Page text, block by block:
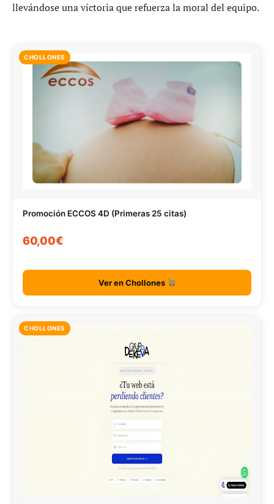
llevándose una victoria que refuerza la moral del equipo.
CHOLLONES
Promoción ECCOS 4D (Primeras 25 citas)
60,00€
Ver en Chollones
CHOLLONES